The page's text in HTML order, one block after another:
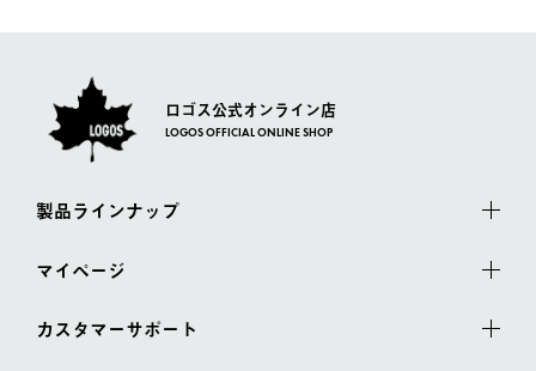
ロゴス公式オンライン店
LOGOS OFFICIAL ONLINE SHOP
製品ラインナップ
マイページ
カスタマーサポート